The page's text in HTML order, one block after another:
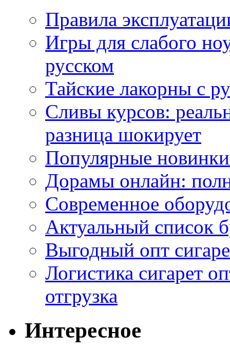
Правила
Игры для слабого
русском
Тайские лакорны с
Сливы курсов:
разница шокирует
Популярные
Дорамы онлайн:
Современное
Актуальный список
Выгодный опт
Логистика сигарет
отгрузка
Интересное